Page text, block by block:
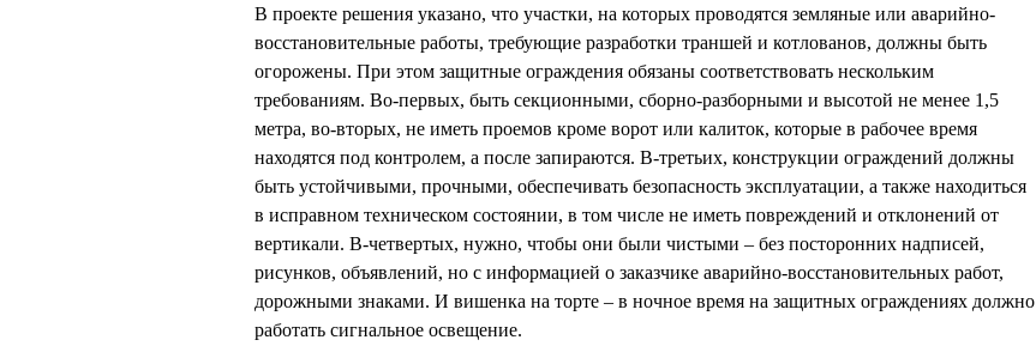
В проекте решения указано, что участки, на которых проводятся земляные или аварийно-
восстановительные работы, требующие разработки траншей и котлованов, должны быть
огорожены. При этом защитные ограждения обязаны соответствовать нескольким
требованиям. Во-первых, быть секционными, сборно-разборными и высотой не менее 1,5
метра, во-вторых, не иметь проемов кроме ворот или калиток, которые в рабочее время
находятся под контролем, а после запираются. В-третьих, конструкции ограждений должны
быть устойчивыми, прочными, обеспечивать безопасность эксплуатации, а также находиться
в исправном техническом состоянии, в том числе не иметь повреждений и отклонений от
вертикали. В-четвертых, нужно, чтобы они были чистыми – без посторонних надписей,
рисунков, объявлений, но с информацией о заказчике аварийно-восстановительных работ,
дорожными знаками. И вишенка на торте – в ночное время на защитных ограждениях должно
работать сигнальное освещение.